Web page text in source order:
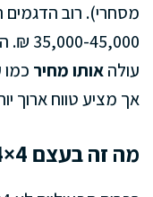
מסחרי). רוב הדגמים
עולהאותו מחיר
אך מציע טווח ארוך
מה זה בעצם 4×4 ברכב תפעולי?